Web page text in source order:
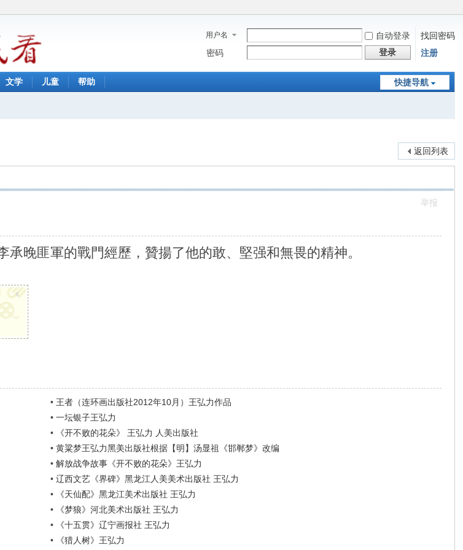
用户名 自动登录
找回密码
密码
登录 注册
快捷导航
文学 儿童 帮助
返回列表
举报
晚匪軍的戰門經歷，贊揚了他的敢、堅强和無畏的精神。
x
• 王者（连环画出版社2012年10月）王弘力作品
• 一坛银子王弘力
•
《开不败的花朵》 王弘力 人美出版社
• 黄粱梦王弘力黑美出版社根据【明】汤显祖《邯郸梦》改编
• 解放战争故事《开不败的花朵》王弘力
• 辽西文艺《界碑》黑龙江人美美术出版社 王弘力
•
《天仙配》黑龙江美术出版社 王弘力
•
《梦狼》河北美术出版社 王弘力
•
《十五贯》辽宁画报社 王弘力
• 《猎人树》王弘力